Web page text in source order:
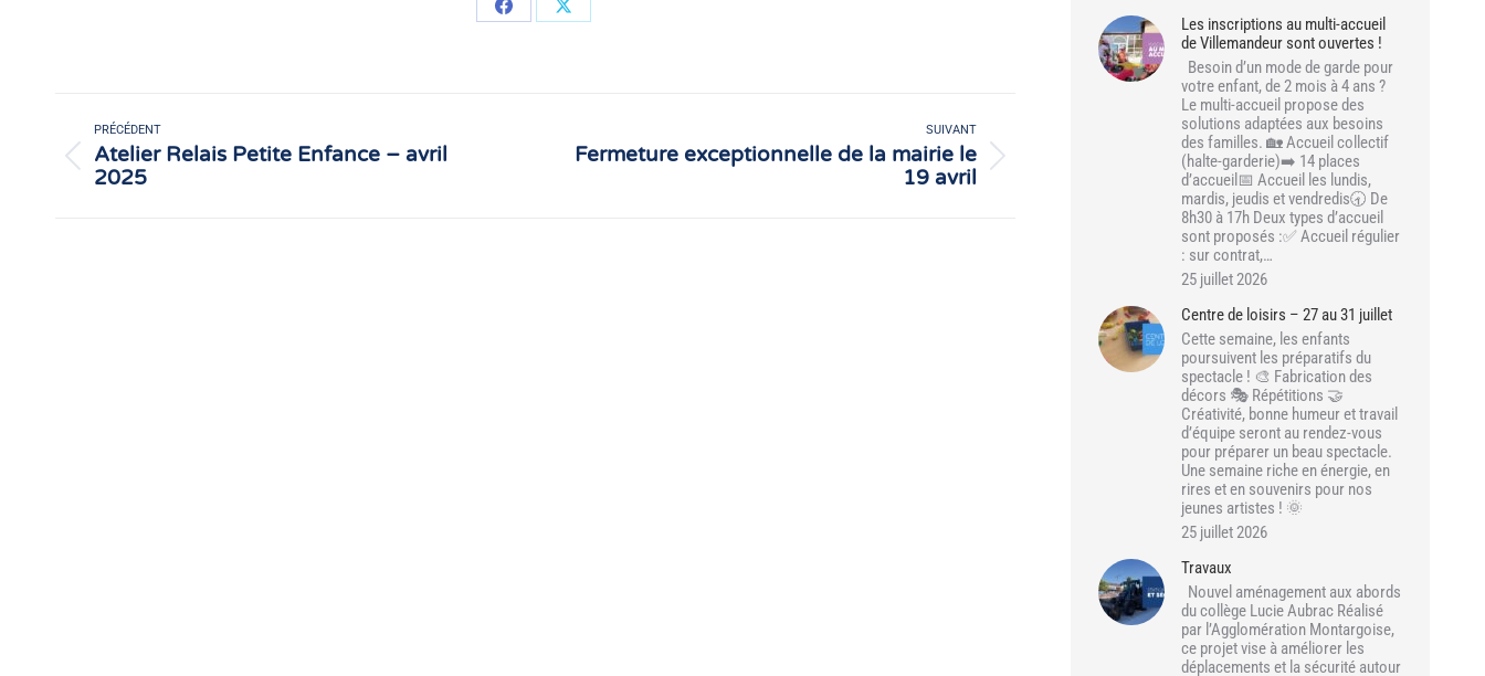
PartagerPartager
article
PRÉCÉDENT
Article
précédent
Atelier Relais Petite Enfance – avril
2025
SUIVANT
Article
Fermeture exceptionnelle de la mairie le
19 avril
Les inscriptions au multi-accueil
de Villemandeur sont ouvertes !
Besoin d’un mode de garde pour
votre enfant, de 2 mois à 4 ans ?
Le multi-accueil propose des
solutions adaptées aux besoins
des familles. 🏡 Accueil collectif
(halte-garderie)➡️ 14 places
d’accueil📅 Accueil les lundis,
mardis, jeudis et vendredis🕣 De
8h30 à 17h Deux types d’accueil
sont proposés :✅ Accueil régulier
: sur contrat,…
25 juillet 2026
Centre de loisirs – 27 au 31 juillet
Cette semaine, les enfants
poursuivent les préparatifs du
spectacle ! 🎨 Fabrication des
décors 🎭 Répétitions 🤝
Créativité, bonne humeur et travail
d’équipe seront au rendez-vous
pour préparer un beau spectacle.
Une semaine riche en énergie, en
rires et en souvenirs pour nos
jeunes artistes ! 🌞
25 juillet 2026
Travaux
Nouvel aménagement aux abords
du collège Lucie Aubrac Réalisé
par l’Agglomération Montargoise,
ce projet vise à améliorer les
déplacements et la sécurité autour